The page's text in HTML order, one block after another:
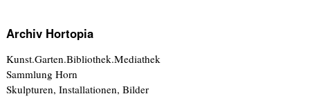
Archiv Hortopia
Kunst.Garten.Bibliothek.Mediathek
Sammlung Horn
Skulpturen, Installationen, Bilder